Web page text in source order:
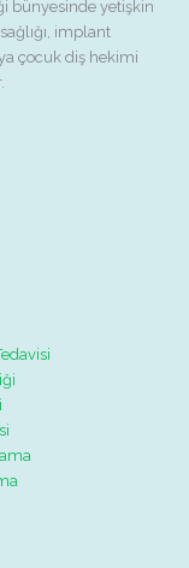
bünyesinde yetişkin
implant
çocuk diş hekimi